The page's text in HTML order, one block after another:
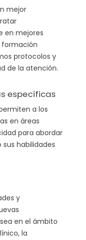
mejor
en mejores
formación
protocolos y
de la atención.
específicas
a los
en áreas
para abordar
habilidades
y
en el ámbito
la